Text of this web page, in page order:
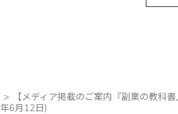
【メディア掲載のご案内『副業の教科
年6月12日)